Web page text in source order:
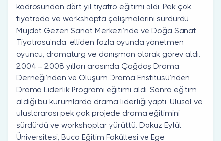
kadrosundan dört yıl tiyatro eğitimi aldı. Pek çok
tiyatroda ve workshopta çalışmalarını sürdürdü.
Müjdat Gezen Sanat Merkezi’nde ve Doğa Sanat
Tiyatrosu’nda; elliden fazla oyunda yönetmen,
oyuncu, dramaturg ve danışman olarak görev aldı.
2004 – 2008 yılları arasında Çağdaş Drama
Derneği’nden ve Oluşum Drama Enstitüsü’nden
Drama Liderlik Programı eğitimi aldı. Sonra eğitim
aldığı bu kurumlarda drama liderliği yaptı. Ulusal ve
uluslararası pek çok projede drama eğitimini
sürdürdü ve workshoplar yürüttü. Dokuz Eylül
Üniversitesi, Buca Eğitim Fakültesi ve Ege